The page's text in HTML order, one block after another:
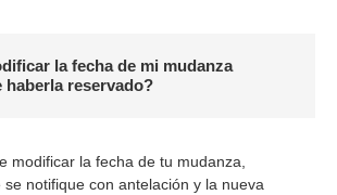
la fecha de mi mudanza
haberla reservado?
modificar la fecha de tu mudanza,
se notifique con antelación y la nueva